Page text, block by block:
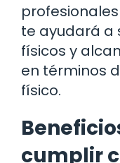
te ayudará a
físicos y
en términos
físico.
cumplir